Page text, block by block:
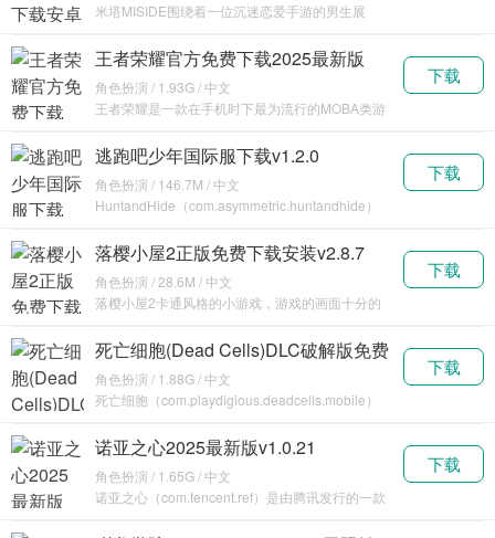
米塔MISIDE围绕着一位沉迷恋爱手游的男生展
虚拟世
王者荣耀官方免费下载2025最新版
v10.1.1.6
角色扮演 / 1.93G / 中文
王者荣耀是一款在手机时下最为流行的MOBA类游
DOTA2类
下载
逃跑吧少年国际服下载v1.2.0
角色扮演 / 146.7M / 中文
HuntandHide（com.asymmetric.huntandhide）
下载
落樱小屋2正版免费下载安装v2.8.7
角色扮演 / 28.6M / 中文
落樱小屋2卡通风格的小游戏，游戏的画面十分的
的朋友们
下载
死亡细胞(Dead Cells)DLC破解版免费
下载v3.3.15
角色扮演 / 1.88G / 中文
死亡细胞（com.playdigious.deadcells.mobile）
下载
诺亚之心2025最新版v1.0.21
角色扮演 / 1.65G / 中文
诺亚之心（com.tencent.ref）是由腾讯发行的一款
下载